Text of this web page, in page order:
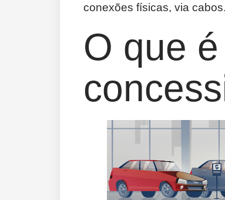
conexões físicas, via cabos.
O que